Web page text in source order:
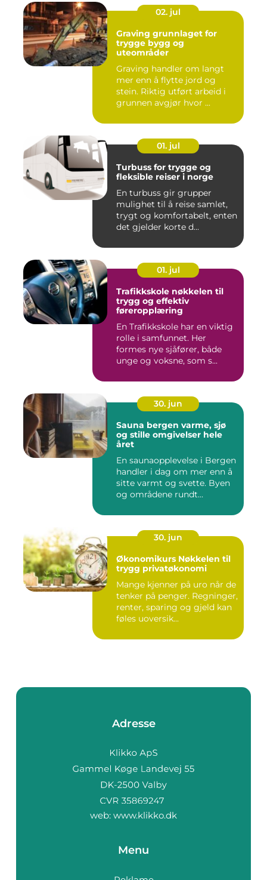
02. jul
Graving grunnlaget for
trygge bygg og
uteområder
Graving handler om langt
mer enn å flytte jord og
stein. Riktig utført arbeid i
grunnen avgjør hvor ...
01. jul
Turbuss for trygge og
fleksible reiser i norge
En turbuss gir grupper
mulighet til å reise samlet,
trygt og komfortabelt, enten
det gjelder korte d...
01. jul
Trafikkskole nøkkelen til
trygg og effektiv
føreropplæring
En Trafikkskole har en viktig
rolle i samfunnet. Her
formes nye sjåfører, både
unge og voksne, som s...
30. jun
Sauna bergen varme, sjø
og stille omgivelser hele
året
En saunaopplevelse i Bergen
handler i dag om mer enn å
sitte varmt og svette. Byen
og områdene rundt...
30. jun
Økonomikurs Nøkkelen til
trygg privatøkonomi
Mange kjenner på uro når de
tenker på penger. Regninger,
renter, sparing og gjeld kan
føles uoversik...
Adresse
web: www.klikko.dk
Menu